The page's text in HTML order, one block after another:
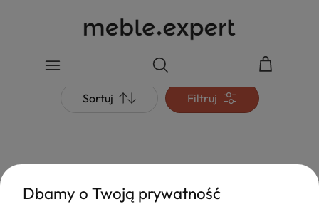
Sortuj Filtruj
Dbamy o Twoją prywatność